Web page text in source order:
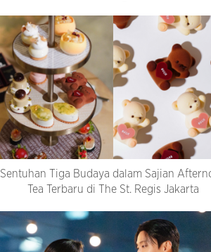
Sentuhan Tiga Budaya dalam Sajian
Tea Terbaru di The St. Regis Jakarta